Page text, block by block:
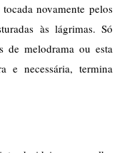
novamente pelos
às lágrimas. Só
de melodrama ou esta
e necessária, termina